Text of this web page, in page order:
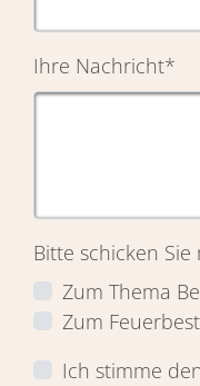
Ihre Nachricht*
Bitte schicken
Zum Thema
Zum
Ich stimme den